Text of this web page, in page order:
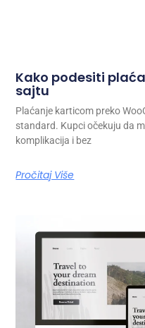
Kako podesiti
sajtu
Plaćanje karticom preko
standard. Kupci očekuju da
komplikacija i bez
Pročitaj Više